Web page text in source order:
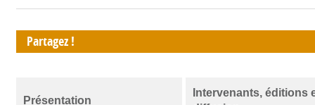
Partagez !
Présentation
Intervenants, éditions